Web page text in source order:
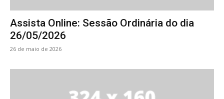
Assista Online: Sessão Ordinária do dia
26/05/2026
26 de maio de 2026